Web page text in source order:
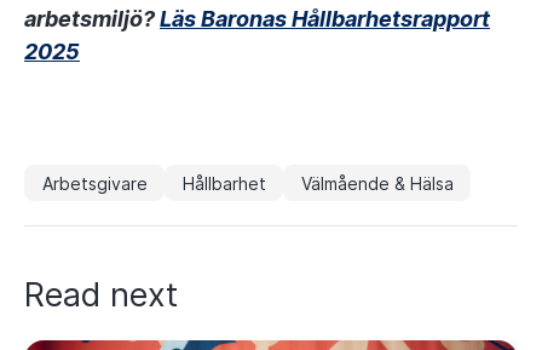
arbetsmiljö?Läs Baronas Hållbarhetsrapport
2025
Arbetsgivare Hållbarhet Välmående & Hälsa
Read next